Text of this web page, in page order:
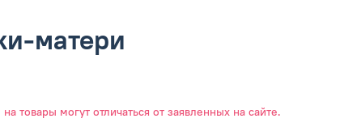
матери
товары могут отличаться от заявленных на сайте.